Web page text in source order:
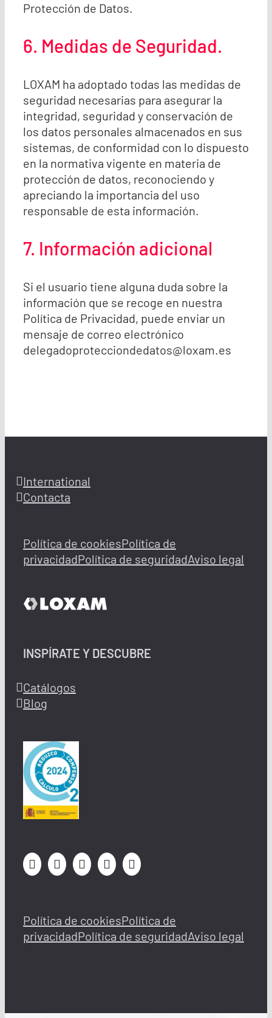
Protección de Datos.
6. Medidas de Seguridad.
LOXAM ha adoptado todas las medidas de
seguridad necesarias para asegurar la
integridad, seguridad y conservación de
los datos personales almacenados en sus
sistemas, de conformidad con lo dispuesto
en la normativa vigente en materia de
protección de datos, reconociendo y
apreciando la importancia del uso
responsable de esta información.
7. Información adicional
Si el usuario tiene alguna duda sobre la
información que se recoge en nuestra
Política de Privacidad, puede enviar un
mensaje de correo electrónico
delegadoprotecciondedatos@loxam.es
International
Contacta
Política de cookiesPolítica de
privacidadPolítica de seguridadAviso legal
INSPÍRATE Y DESCUBRE
Catálogos
Blog
Política de cookiesPolítica de
privacidadPolítica de seguridadAviso legal